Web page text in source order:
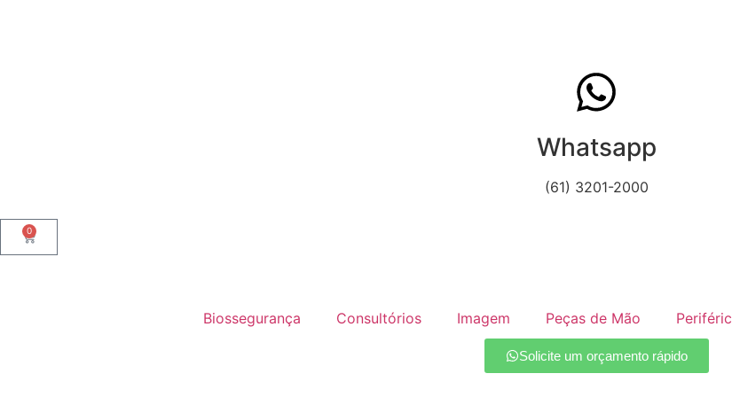
Whatsapp
(61) 3201-2000
0
Biossegurança Consultórios Imagem Peças de Mão
Solicite um orçamento rápido